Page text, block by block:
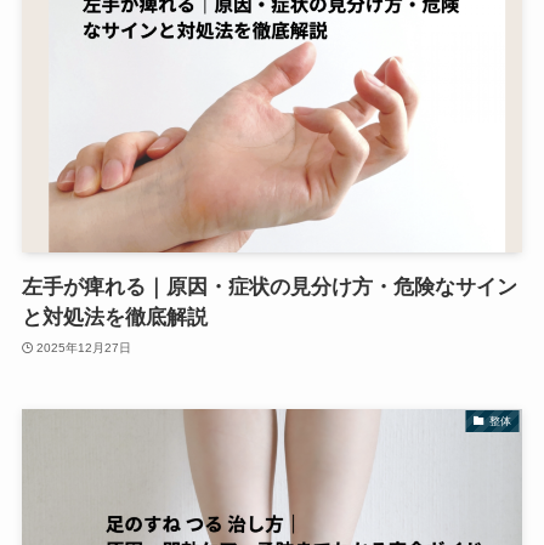
左手が痺れる｜原因・症状の見分け方・危険なサイン
と対処法を徹底解説
2025年12月27日
整体